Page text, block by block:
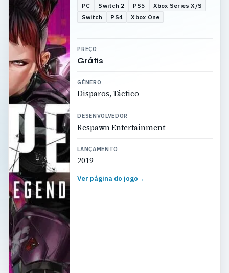
PC Switch 2 PS5
Xbox Series X/S
Switch
PS4 Xbox One
PREÇO
Grátis
GÉNERO
Disparos, Táctico
DESENVOLVEDOR
Respawn Entertainment
LANÇAMENTO
2019
Ver página do jogo→